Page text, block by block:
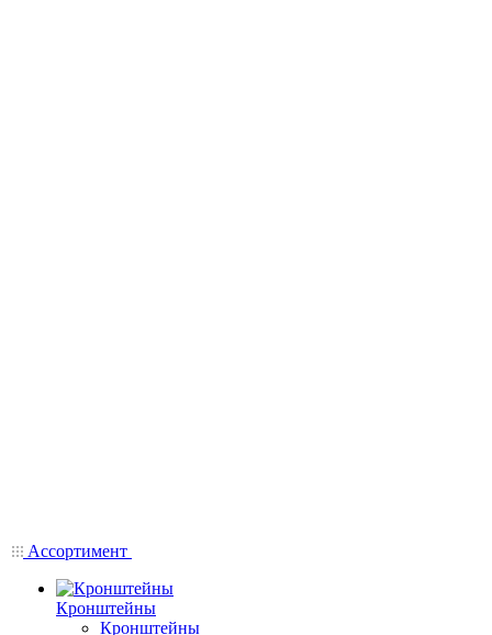
Ассортимент
Кронштейны
Кронштейны